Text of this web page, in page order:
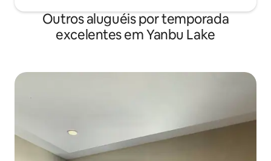
Outros aluguéis por temporada
excelentes em Yanbu Lake